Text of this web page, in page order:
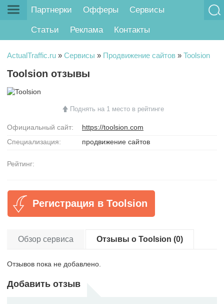
Партнерки Офферы Сервисы
Статьи Реклама Контакты
ActualTraffic.ru » Сервисы » Продвижение сайтов » Toolsion
Toolsion отзывы
Поднять на 1 место в рейтинге
Официальный сайт:
https://toolsion.com
Специализация:
продвижение сайтов
Рейтинг:
Регистрация в Toolsion
Обзор сервиса Отзывы о Toolsion (0)
Отзывов пока не добавлено.
Добавить отзыв